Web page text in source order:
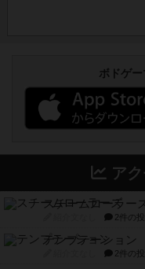
ボドゲ
ア
スチームローラー
2件の投
テンプテーション
2件の投